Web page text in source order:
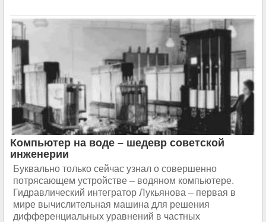
Компьютер на воде – шедевр советской
инженерии
Буквально только сейчас узнал о совершенно
потрясающем устройстве – водяном компьютере.
Гидравлический интегратор Лукьянова – первая в
мире вычислительная машина для решения
дифференциальных уравнений в частных